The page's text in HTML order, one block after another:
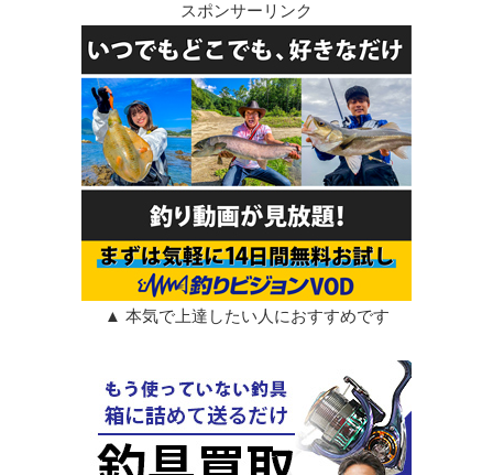
スポンサーリンク
▲ 本気で上達したい人におすすめです